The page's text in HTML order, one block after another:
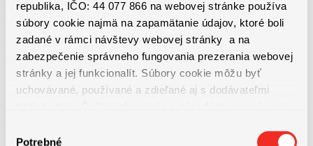
republika, IČO: 44 077 866 na webovej stránke používa
súbory cookie najmä na zapamätanie údajov, ktoré boli
zadané v rámci návštevy webovej stránky a na
zabezpečenie správneho fungovania prezerania webovej
stránky a jej funkcionalít. Súbory cookie môžu byť
uchovávané, používané a zdieľané aj s dodávateľmi
osobných údajov
Potrebné
Detail pracovnej ponuky
Technická údržba výrobných liniek | ubytovanie, bonusy a nadštandardné
príplatky
Bratislava
1550 - 1750 € + dochádzkový bonus 50€ + mesačné...